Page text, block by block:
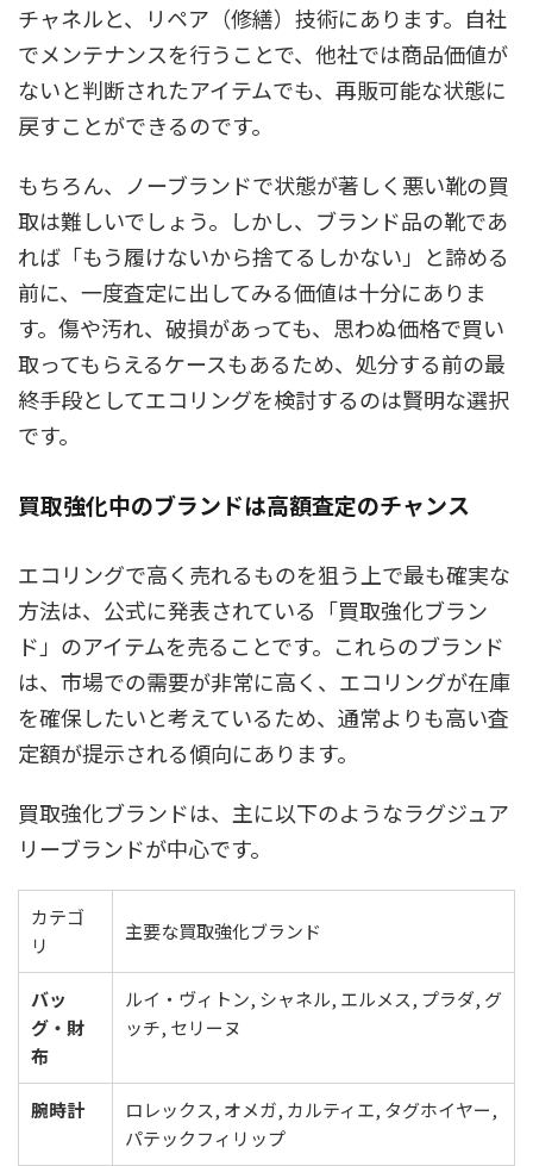
チャネルと、リペア（修繕）技術にあります。自社
でメンテナンスを行うことで、他社では商品価値が
ないと判断されたアイテムでも、再販可能な状態に
戻すことができるのです。
もちろん、ノーブランドで状態が著しく悪い靴の買
取は難しいでしょう。しかし、ブランド品の靴であ
れば「もう履けないから捨てるしかない」と諦める
前に、一度査定に出してみる価値は十分にありま
す。傷や汚れ、破損があっても、思わぬ価格で買い
取ってもらえるケースもあるため、処分する前の最
終手段としてエコリングを検討するのは賢明な選択
です。
買取強化中のブランドは高額査定のチャンス
エコリングで高く売れるものを狙う上で最も確実な
方法は、公式に発表されている「買取強化ブラン
ド」のアイテムを売ることです。これらのブランド
は、市場での需要が非常に高く、エコリングが在庫
を確保したいと考えているため、通常よりも高い査
定額が提示される傾向にあります。
買取強化ブランドは、主に以下のようなラグジュア
リーブランドが中心です。
カテゴ
リ
主要な買取強化ブランド
バッ
グ・財
布
ルイ・ヴィトン, シャネル, エルメス, プラダ, グ
ッチ, セリーヌ
腕時計
ロレックス, オメガ, カルティエ, タグホイヤー,
パテックフィリップ